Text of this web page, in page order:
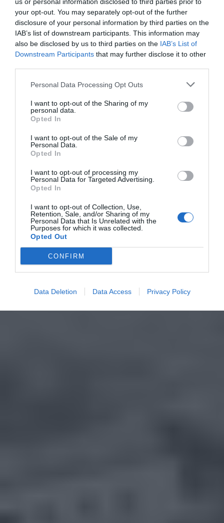
your opt-out. You may separately opt-out of the further
disclosure of your personal information by third parties on the
IAB’s list of downstream participants. This information may
also be disclosed by us to third parties on the IAB’s List of
Downstream Participants that may further disclose it to other
Personal Data Processing Opt Outs
I want to opt-out of the Sharing of my
personal data.
Opted In
I want to opt-out of the Sale of my
Personal Data.
Opted In
I want to opt-out of processing my
Personal Data for Targeted Advertising.
Opted In
I want to opt-out of Collection, Use,
Retention, Sale, and/or Sharing of my
Personal Data that Is Unrelated with the
Purposes for which it was collected.
Opted Out
CONFIRM
Data Deletion Data Access Privacy Policy